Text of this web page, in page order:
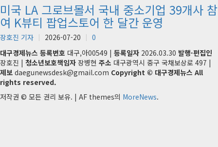
미국 LA 그로브몰서 국내 중소기업 39개사 참
여 K뷰티 팝업스토어 한 달간 운영
장호진 기자 2026-07-20
0
대구경제뉴스 등록번호 대구,아00549 | 등록일자 2026.03.30 발행·편집인
장호진 | 청소년보호책임자 장병현 주소 대구광역시 중구 국채보상로 497 |
제보 daegunewsdesk@gmail.com Copyright © 대구경제뉴스 All
rights reserved.
저작권 © 모든 권리 보유. | AF themes의 MoreNews.